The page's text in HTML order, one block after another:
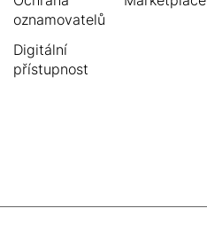
oznamovatelů
Digitální
přístupnost